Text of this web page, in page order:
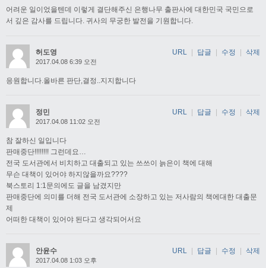
어려운 일이었을텐데 이렇게 결단해주신 은행나무 출판사에 대한민국 국민으로
서 깊은 감사를 드립니다. 귀사의 무궁한 발전을 기원합니다.
허도영
2017.04.08 6:39 오전
응원합니다.올바른 판단,결정..지지합니다
URL 답글 수정 삭제
정민
2017.04.08 11:02 오전
참 잘하신 일입니다
판매중단!!!!!!!! 그런데요…
전국 도서관에서 비치하고 대출되고 있는 쓰쓰이 늙은이 책에 대해
무슨 대책이 있어야 하지않을까요????
북스토리 1:1문의에도 글을 남겼지만
판매중단에 의미를 더해 전국 도서관에 소장하고 있는 저사람의 책에대한 대출문
제
어떠한 대책이 있어야 된다고 생각되어서요
URL | 답글 | 수정 | 삭제
안윤수
2017.04.08 1:03 오후
URL | 답글 | 수정 | 삭제